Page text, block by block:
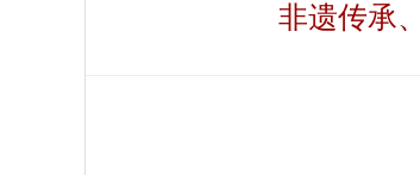
非遗传承